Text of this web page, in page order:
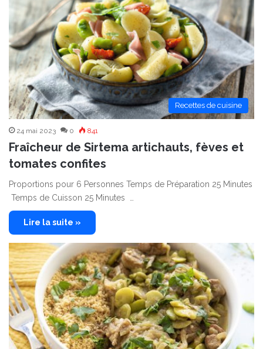
Recettes de cuisine
24 mai 2023 0 841
Fraîcheur de Sirtema artichauts, fèves et
tomates confites
Proportions pour 6 Personnes Temps de Préparation 25 Minutes
Temps de Cuisson 25 Minutes …
Lire la suite »